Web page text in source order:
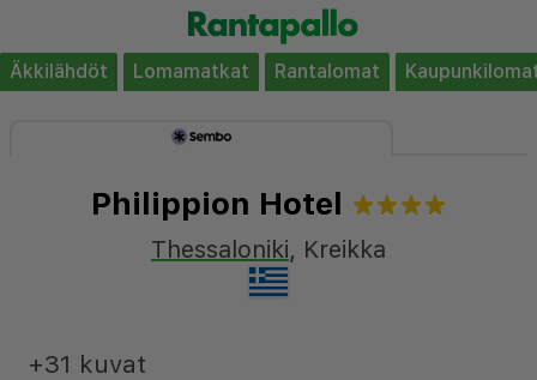
Äkkilähdöt Lomamatkat Rantalomat
Philippion Hotel
Thessaloniki, Kreikka
+31 kuvat